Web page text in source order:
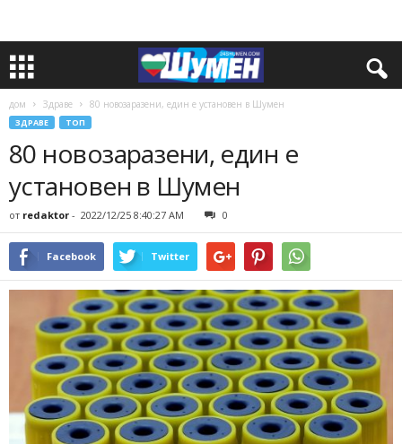
дом Здраве 80 новозаразени, един е установен в Шумен
ЗДРАВЕ ТОП
80 новозаразени, един е
установен в Шумен
от redaktor - 2022/12/25 8:40:27 AM 0
Facebook Twitter